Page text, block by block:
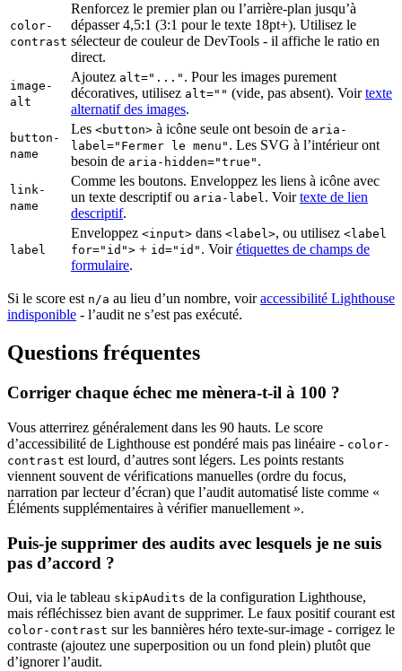
color-
contrast
Renforcez le premier plan ou l’arrière-plan jusqu’à
dépasser 4,5:1 (3:1 pour le texte 18pt+). Utilisez le
sélecteur de couleur de DevTools - il affiche le ratio en
direct.
image-
alt
Ajoutez alt="..." . Pour les images purement
décoratives, utilisez alt="" (vide, pas absent). Voirtexte
alternatif des images.
button-
name
Les <button> à icône seule ont besoin de aria-
label="Fermer le menu" . Les SVG à l’intérieur ont
besoin de aria-hidden="true" .
link-
name
Comme les boutons. Enveloppez les liens à icône avec
un texte descriptif ou aria-label. Voirtexte de lien
descriptif.
label
Enveloppez <input> dans <label>, ou utilisez <label
for="id"> + id="id" . Voirétiquettes de champs de
formulaire.
Si le score est n/a au lieu d’un nombre, voiraccessibilité Lighthouse
indisponible - l’audit ne s’est pas exécuté.
Questions fréquentes
Corriger chaque échec me mènera-t-il à 100 ?
Vous atterrirez généralement dans les 90 hauts. Le score
d’accessibilité de Lighthouse est pondéré mais pas linéaire - color-
contrast est lourd, d’autres sont légers. Les points restants
viennent souvent de vérifications manuelles (ordre du focus,
narration par lecteur d’écran) que l’audit automatisé liste comme «
Éléments supplémentaires à vérifier manuellement ».
Puis-je supprimer des audits avec lesquels je ne suis
pas d’accord ?
Oui, via le tableau skipAudits de la configuration Lighthouse,
mais réfléchissez bien avant de supprimer. Le faux positif courant est
color-contrast sur les bannières héro texte-sur-image - corrigez le
contraste (ajoutez une superposition ou un fond plein) plutôt que
d’ignorer l’audit.